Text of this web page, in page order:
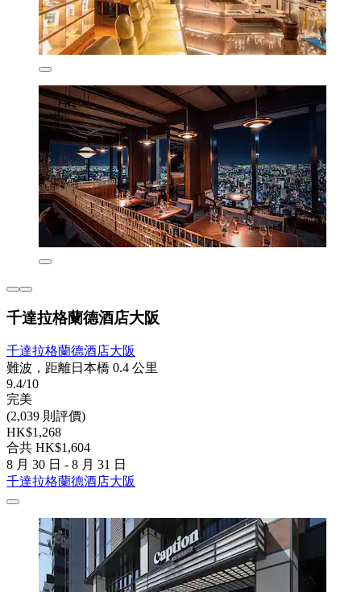
千達拉格蘭德酒店大阪
千達拉格蘭德酒店大阪
難波，距離日本橋 0.4 公里
9.4/10
完美
(2,039 則評價)
HK$1,268
合共 HK$1,604
8 月 30 日 - 8 月 31 日
千達拉格蘭德酒店大阪